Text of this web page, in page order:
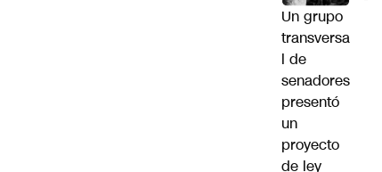
Un grupo
transversa
l de
senadores
presentó
un
proyecto
de ley